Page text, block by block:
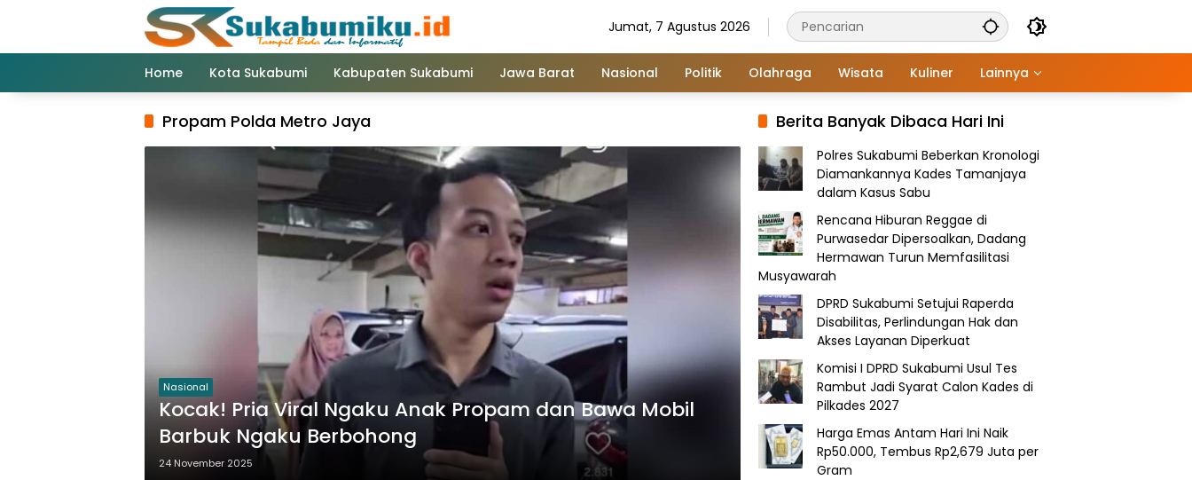
Jumat, 7 Agustus 2026
Home Kota Sukabumi Kabupaten Sukabumi Jawa Barat Nasional Politik Olahraga Wisata Kuliner Lainnya
Propam Polda Metro Jaya
Nasional
Kocak! Pria Viral Ngaku Anak Propam dan Bawa Mobil
Barbuk Ngaku Berbohong
24 November 2025
Berita Banyak Dibaca Hari Ini
Polres Sukabumi Beberkan Kronologi
Diamankannya Kades Tamanjaya
dalam Kasus Sabu
Rencana Hiburan Reggae di
Purwasedar Dipersoalkan, Dadang
Hermawan Turun Memfasilitasi
Musyawarah
DPRD Sukabumi Setujui Raperda
Disabilitas, Perlindungan Hak dan
Akses Layanan Diperkuat
Komisi I DPRD Sukabumi Usul Tes
Rambut Jadi Syarat Calon Kades di
Pilkades 2027
Harga Emas Antam Hari Ini Naik
Rp50.000, Tembus Rp2,679 Juta per
Gram